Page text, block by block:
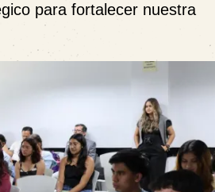
para fortalecer nuestra